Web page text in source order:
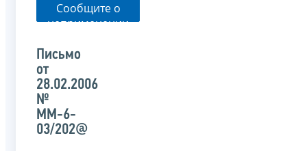
Сообщите о
неприменении
органом
письма
Письмо
от
28.02.2006
№
ММ-6-
03/202@